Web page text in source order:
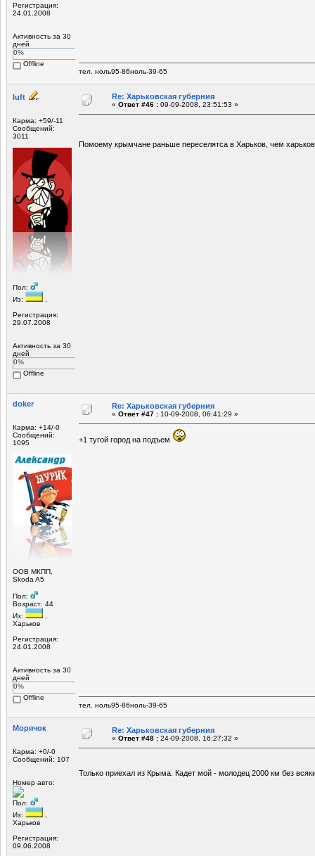
Регистрация:
24.01.2008
Активность за 30
дней
0%
Offline
тел. ноль95-86ноль-39-65
luft
Карма: +59/-11
Сообщений:
3011
Пол:
Из:
Регистрация:
29.07.2008
Активность за 30
дней
0%
Offline
Re: Харьковская губерния
« Ответ #46 : 09-09-2008, 23:51:53 »
Помоему крымчане раньше переселятса в Харьков, чем
doker
Карма: +14/-0
Сообщений:
1095
OOB МКПП,
Skoda A5
Пол:
Возраст: 44
Из:
Харьков
Регистрация:
24.01.2008
Активность за 30
дней
0%
Offline
Re: Харьковская губерния
« Ответ #47 : 10-09-2008, 06:41:29 »
+1 тугой город на подъем
тел. ноль95-86ноль-39-65
Морячок
Карма: +0/-0
Сообщений: 107
Номер авто:
Пол:
Из:
Харьков
Регистрация:
09.06.2008
Re: Харьковская губерния
« Ответ #48 : 24-09-2008, 16:27:32 »
Только приехал из Крыма. Кадет мой - молодец 2000 км без